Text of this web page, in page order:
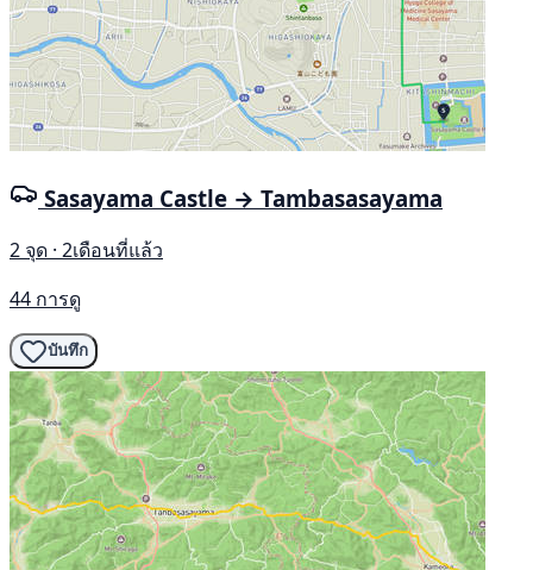
Sasayama Castle → Tambasasayama
2 จุด · 2เดือนที่แล้ว
44 การดู
บันทึก